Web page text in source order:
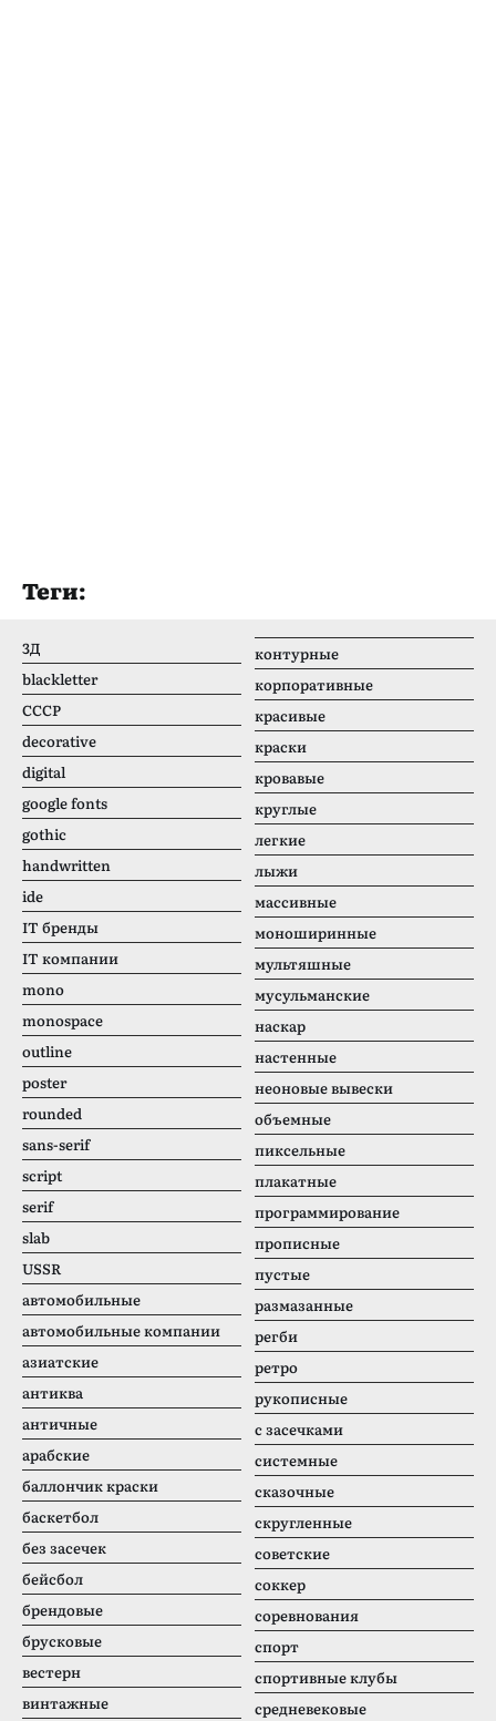
Теги:
3Д
blackletter
CCCР
decorative
digital
google fonts
gothic
handwritten
ide
IT бренды
IT компании
mono
monospace
outline
poster
rounded
sans-serif
script
serif
slab
USSR
автомобильные
автомобильные компании
азиатские
антиква
античные
арабские
баллончик краски
баскетбол
без засечек
бейсбол
брендовые
брусковые
вестерн
винтажные
контурные
корпоративные
красивые
краски
кровавые
круглые
легкие
лыжи
массивные
моноширинные
мультяшные
мусульманские
наскар
настенные
неоновые вывески
объемные
пиксельные
плакатные
программирование
прописные
пустые
размазанные
регби
ретро
рукописные
с засечками
системные
сказочные
скругленные
советские
соккер
соревнования
спорт
спортивные клубы
средневековые